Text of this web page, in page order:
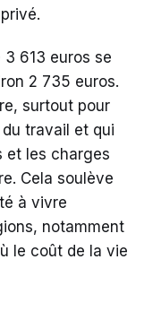
613 euros se
2 735 euros.
surtout pour
travail et qui
et les charges
Cela soulève
à vivre
notamment
le coût de la vie